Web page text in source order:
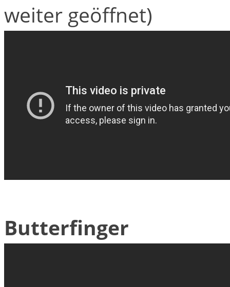
weiter geöffnet)
Butterfinger